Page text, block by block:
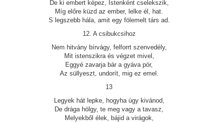
De ki embert képez, Istenként cselekszik,
Míg előre küzd az ember, lelke él, hat.
S legszebb hála, amit egy fölemelt társ ad.
12. A csibukcsihoz
Nem hitvány bírvágy, felforrt szenvedély,
Mit istenszikra és végzet mivel,
Eggyé zavarja bár a gyáva pór,
Az süllyeszt, undorít, mig ez emel.
13
Legyek hát lepke, hogyha úgy kivánod,
De drága hölgy, te meg vagy a tavasz,
Melyekből élek, bájid a virágok,